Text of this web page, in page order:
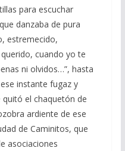
para escuchar
danzaba de pura
estremecido,
cuando yo te
ni olvidos…”, hasta
instante fugaz y
el chaquetón de
ardiente de ese
de Caminitos, que
asociaciones